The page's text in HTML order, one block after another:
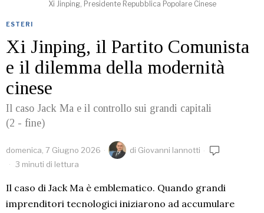
Xi Jinping, Presidente Repubblica Popolare Cinese
ESTERI
Xi Jinping, il Partito Comunista
e il dilemma della modernità
cinese
Il caso Jack Ma e il controllo sui grandi capitali
(2 - fine)
domenica, 7 Giugno 2026 di Giovanni Iannotti
3 minuti di lettura
Il caso di Jack Ma è emblematico. Quando grandi
imprenditori tecnologici iniziarono ad accumulare